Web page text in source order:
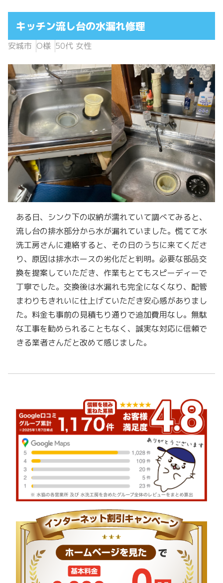
キッチン流し台の水漏れ修理
安城市 O様 50代 女性
ある日、シンク下の収納が濡れていて調べてみると、
流し台の排水部分から水が漏れていました。慌てて水
洗工房さんに連絡すると、その日のうちに来てくださ
り、原因は排水ホースの劣化だと判明。必要な部品交
換を提案していただき、作業もとてもスピーディーで
丁寧でした。交換後は水漏れも完全になくなり、配管
まわりもきれいに仕上げていただき安心感がありまし
た。料金も事前の見積もり通りで追加費用なし。無駄
な工事を勧められることもなく、誠実な対応に信頼で
きる業者さんだと改めて感じました。